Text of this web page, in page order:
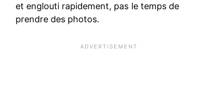
et englouti rapidement, pas le temps de
prendre des photos.